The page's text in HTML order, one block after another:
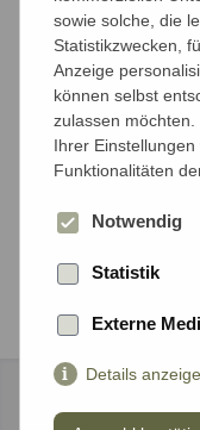
Anzahl Kinder
sowie solche, die
Statistikzwecken,
Anzeige
können selbst
zulassen
Ihrer
Funktionalitäten
Notwendig
Statistik
Externe
Details